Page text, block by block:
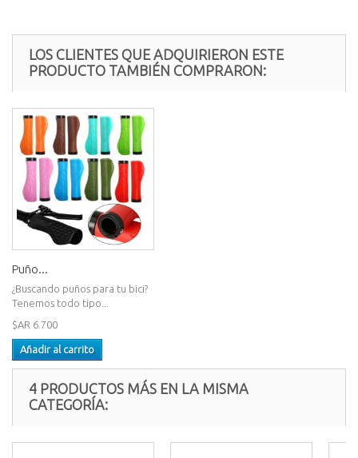
LOS CLIENTES QUE ADQUIRIERON ESTE
PRODUCTO TAMBIÉN COMPRARON:
Puño...
¿Buscando puños para tu bici?
Tenemos todo tipo...
$AR 6.700
Añadir al carrito
4 PRODUCTOS MÁS EN LA MISMA
CATEGORÍA: